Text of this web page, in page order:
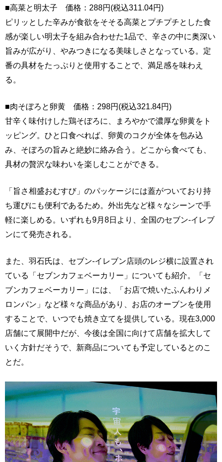
■高菜と明太子 価格：288円(税込311.04円)
ピリッとした辛みが食欲をそそる高菜とプチプチとした食
感が楽しい明太子を組み合わせた1品で、辛さの中に奥深い
旨みが広がり、やみつきになる美味しさとなっている。定
番の具材をたっぷりと使用することで、満足感を味わえ
る。
■肉そぼろと卵黄 価格：298円(税込321.84円)
甘辛く味付けした鶏そぼろに、まろやかで濃厚な卵黄をト
ッピング。ひと口食べれば、卵黄のコクが全体を包み込
み、そぼろの旨みと絶妙に絡み合う。どこから食べても、
具材の贅沢な味わいを楽しむことができる。
「旨さ相盛おむすび」のパッケージには蓋がついており持
ち運びにも便利であるため。外出先など様々なシーンで手
軽に楽しめる。いずれも9月8日より、全国のセブン-イレブ
ンにて発売される。
また、羽石氏は、セブン-イレブン店頭のレジ横に設置され
ている「セブンカフェベーカリー」についても紹介。「セ
ブンカフェベーカリー」には、「お店で焼いたふんわりメ
ロンパン」など様々な商品があり、お店のオーブンを使用
することで、いつでも焼き立てを提供している。現在3,000
店舗にて展開中だが、今後は全国に向けて店舗を拡大して
いく方針だそうで、新商品についても予定しているとのこ
とだ。